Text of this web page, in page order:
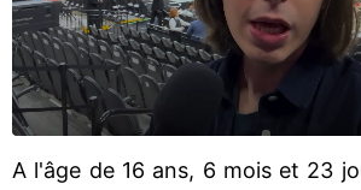
A l'âge de 16 ans, 6 mois et 23